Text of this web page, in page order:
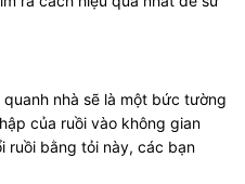
nhà sẽ là một bức tường
của ruồi vào không gian
ruồi bằng tỏi này, các bạn